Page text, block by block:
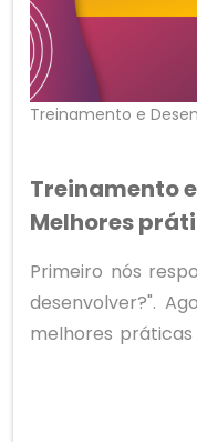
Treinamento e
Treinamento
Melhores
Primeiro nós
desenvolver?".
melhores
de
melhorar os